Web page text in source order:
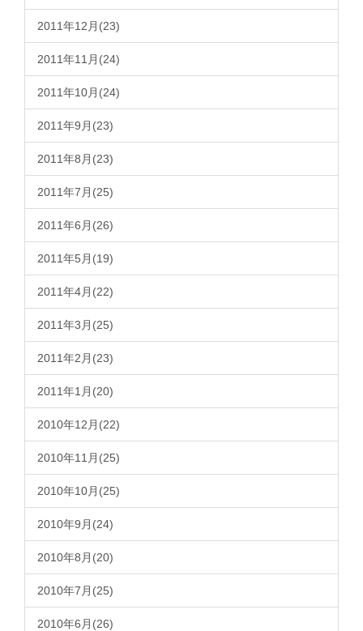
2011年12月(23)
2011年11月(24)
2011年10月(24)
2011年9月(23)
2011年8月(23)
2011年7月(25)
2011年6月(26)
2011年5月(19)
2011年4月(22)
2011年3月(25)
2011年2月(23)
2011年1月(20)
2010年12月(22)
2010年11月(25)
2010年10月(25)
2010年9月(24)
2010年8月(20)
2010年7月(25)
2010年6月(26)